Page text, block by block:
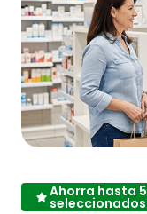
Ahorra hasta